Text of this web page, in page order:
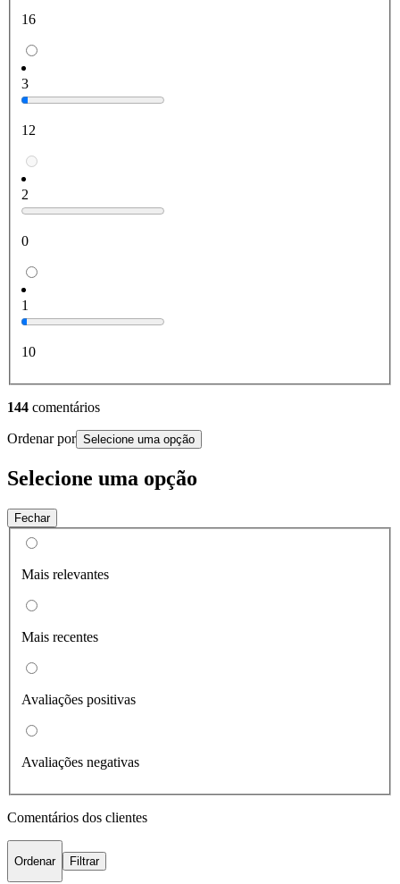
16
3
12
2
0
1
10
144 comentários
Ordenar por Selecione uma opção
Selecione uma opção
Fechar
Mais relevantes
Mais recentes
Avaliações positivas
Avaliações negativas
Comentários dos clientes
Ordenar Filtrar